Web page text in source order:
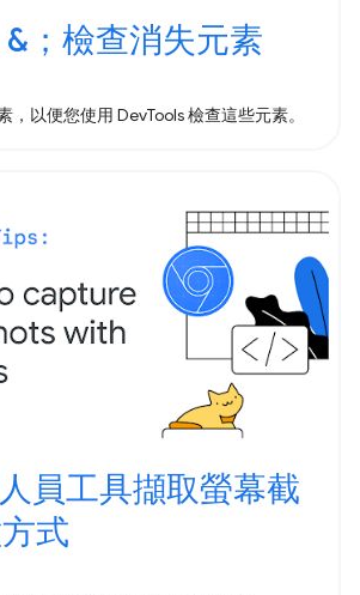
；檢查消失元素
，以便您使用 DevTools 檢查這些元素。
員工具擷取螢幕截
式